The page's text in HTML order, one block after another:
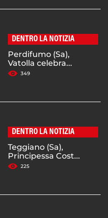
DENTRO LA NOTIZIA
Perdifumo (Sa),
Vatolla celebra...
349
DENTRO LA NOTIZIA
Teggiano (Sa),
Principessa Cost...
225